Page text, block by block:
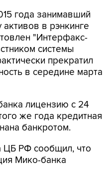
года занимавший
в рэнкинге
"Интерфакс-
системы
прекратил
в середине марта
лицензию с 24
же года кредитная
банкротом.
ЦБ РФ сообщил, что
Мико-банка